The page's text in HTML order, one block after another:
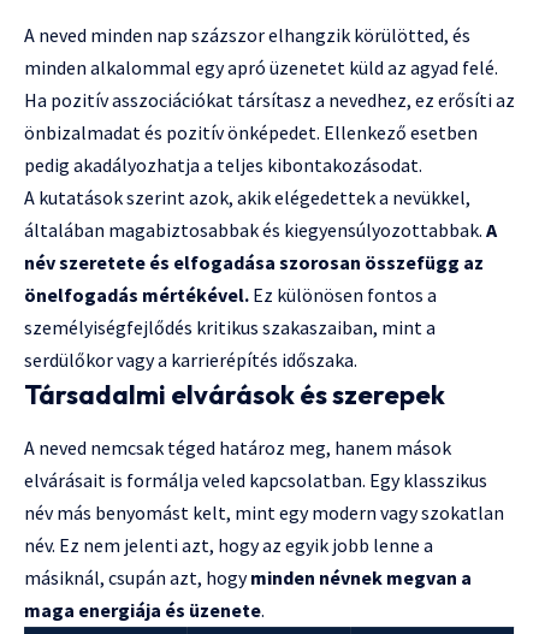
A neved minden nap százszor elhangzik körülötted, és
minden alkalommal egy apró üzenetet küld az agyad felé.
Ha pozitív asszociációkat társítasz a nevedhez, ez erősíti az
önbizalmadat és pozitív önképedet. Ellenkező esetben
pedig akadályozhatja a teljes kibontakozásodat.
A kutatások szerint azok, akik elégedettek a nevükkel,
általában magabiztosabbak és kiegyensúlyozottabbak. A
név szeretete és elfogadása szorosan összefügg az
önelfogadás mértékével. Ez különösen fontos a
személyiségfejlődés kritikus szakaszaiban, mint a
serdülőkor vagy a karrierépítés időszaka.
Társadalmi elvárások és szerepek
A neved nemcsak téged határoz meg, hanem mások
elvárásait is formálja veled kapcsolatban. Egy klasszikus
név más benyomást kelt, mint egy modern vagy szokatlan
név. Ez nem jelenti azt, hogy az egyik jobb lenne a
másiknál, csupán azt, hogyminden névnek megvan a
maga energiája és üzenete.